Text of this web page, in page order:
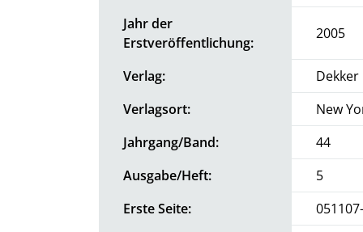
Jahr der
Erstveröffentlichung:
2005
Verlag:
Dekker
Verlagsort:
New
Jahrgang/Band:
44
Ausgabe/Heft:
5
Erste Seite: